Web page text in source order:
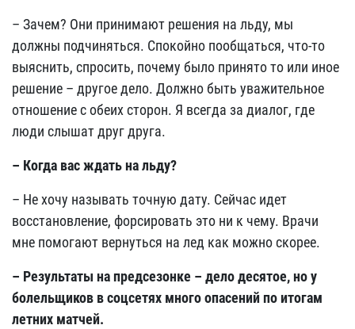
– Зачем? Они принимают решения на льду, мы
должны подчиняться. Спокойно пообщаться, что-то
выяснить, спросить, почему было принято то или иное
решение – другое дело. Должно быть уважительное
отношение с обеих сторон. Я всегда за диалог, где
люди слышат друг друга.
– Когда вас ждать на льду?
– Не хочу называть точную дату. Сейчас идет
восстановление, форсировать это ни к чему. Врачи
мне помогают вернуться на лед как можно скорее.
– Результаты на предсезонке – дело десятое, но у
болельщиков в соцсетях много опасений по итогам
летних матчей.